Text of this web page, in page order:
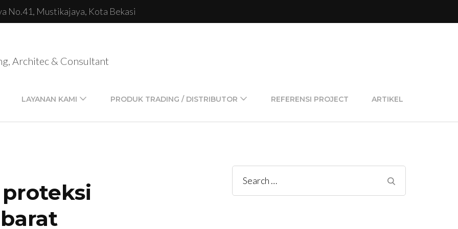
No.41, Mustikajaya, Kota Bekasi
Architec & Consultant
LAYANAN KAMI PRODUK TRADING / DISTRIBUTOR REFERENSI PROJECT ARTIKEL
Search
for: